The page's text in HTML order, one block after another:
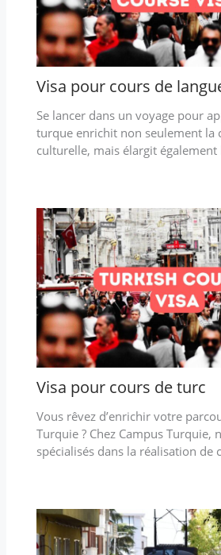
Visa pour cours de
Se lancer dans un voyage pour
turque enrichit non seulement la
culturelle, mais élargit
Visa pour cours de turc
Vous rêvez d’enrichir votre
Turquie ? Chez Campus Turquie,
spécialisés dans la réalisation de